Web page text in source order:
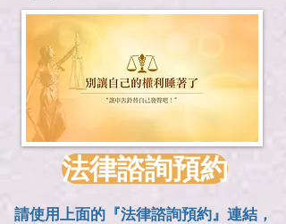
法律諮詢預約
請使用上面的『法律諮詢預約』連結，